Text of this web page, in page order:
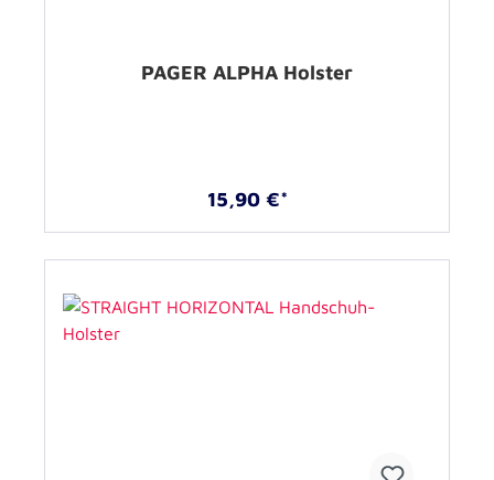
PAGER ALPHA Holster
15,90 €*